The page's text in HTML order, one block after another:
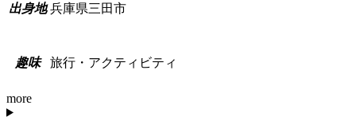
出身地 兵庫県三田市
趣味 旅行・アクティビティ
more